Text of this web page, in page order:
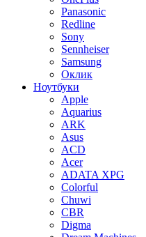
Panasonic
Redline
Sony
Sennheiser
Samsung
Оклик
Ноутбуки
Apple
Aquarius
ARK
Asus
ACD
Acer
ADATA XPG
Colorful
Chuwi
CBR
Digma